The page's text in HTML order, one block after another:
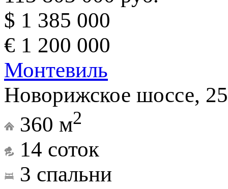
$ 1 385 000
€ 1 200 000
Монтевиль
Новорижское шоссе,
360 м2
14 соток
3 спальни